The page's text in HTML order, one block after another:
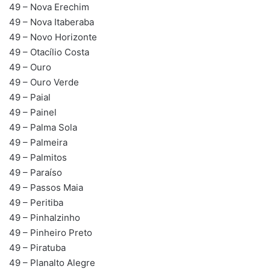
49 – Nova Erechim
49 – Nova Itaberaba
49 – Novo Horizonte
49 – Otacílio Costa
49 – Ouro
49 – Ouro Verde
49 – Paial
49 – Painel
49 – Palma Sola
49 – Palmeira
49 – Palmitos
49 – Paraíso
49 – Passos Maia
49 – Peritiba
49 – Pinhalzinho
49 – Pinheiro Preto
49 – Piratuba
49 – Planalto Alegre